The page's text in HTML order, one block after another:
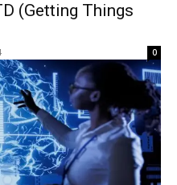
(Getting Things
0